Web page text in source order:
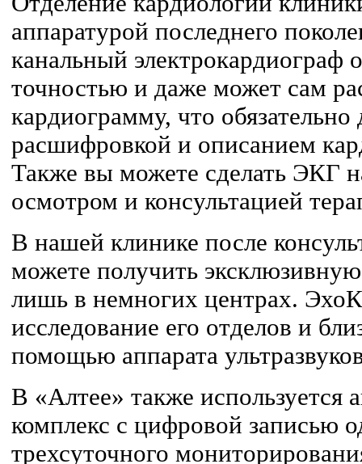
аппаратурой последнего
канальный электрокардиограф
точностью и даже может сам
кардиограмму, что обязательно
расшифровкой и описанием
Также вы можете сделать ЭКГ
осмотром и консультацией
В нашей клинике после
можете получить
лишь в немногих центрах.
исследование его отделов и
помощью аппарата
В «Алтее» также используется
комплекс с цифровой записью
трехсуточного